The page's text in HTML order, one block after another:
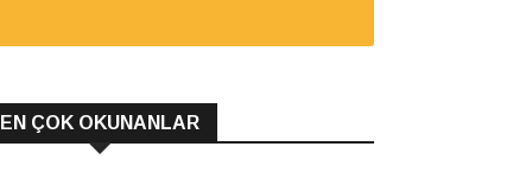
EN ÇOK OKUNANLAR